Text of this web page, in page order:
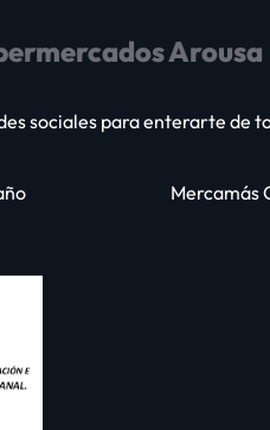
Arousa
sociales para enterarte de
Mercamás